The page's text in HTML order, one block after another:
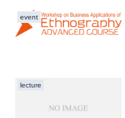
event
lecture